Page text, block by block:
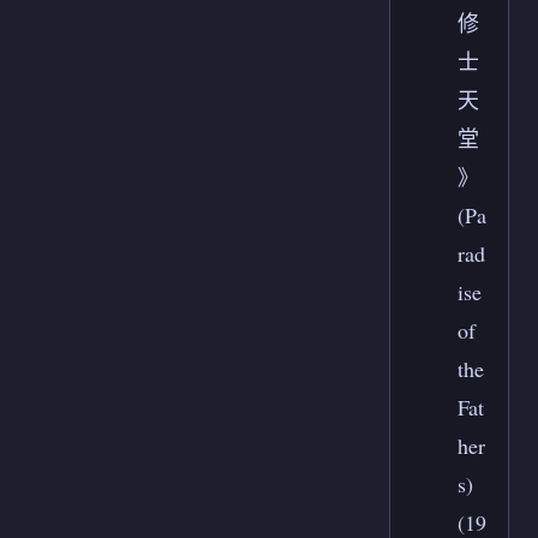
修
士
天
堂
》
(Pa
rad
ise
of
the
Fat
her
s)
(19